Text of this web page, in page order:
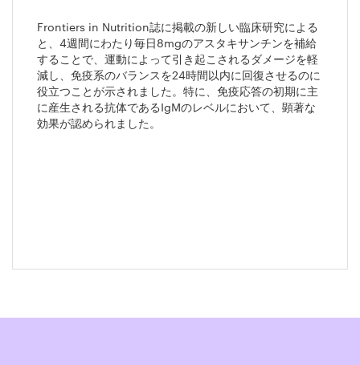
Frontiers in Nutrition誌に掲載の新しい臨床研究による
と、4週間にわたり毎日8mgのアスタキサンチンを補給
することで、運動によって引き起こされるダメージを軽
減し、免疫系のバランスを24時間以内に回復させるのに
役立つことが示されました。特に、免疫応答の初期に主
に産生される抗体であるIgMのレベルにおいて、顕著な
効果が認められました。